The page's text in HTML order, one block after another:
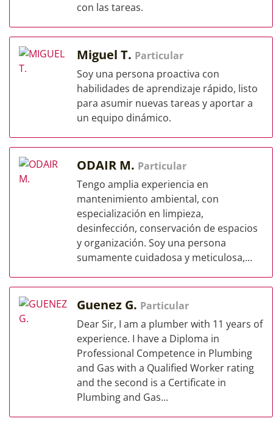
con las tareas.
Miguel T. Particular
Soy una persona proactiva con
habilidades de aprendizaje rápido, listo
para asumir nuevas tareas y aportar a
un equipo dinámico.
ODAIR M. Particular
Tengo amplia experiencia en
mantenimiento ambiental, con
especialización en limpieza,
desinfección, conservación de espacios
y organización. Soy una persona
sumamente cuidadosa y meticulosa,...
Guenez G. Particular
Dear Sir, I am a plumber with 11 years of
experience. I have a Diploma in
Professional Competence in Plumbing
and Gas with a Qualified Worker rating
and the second is a Certificate in
Plumbing and Gas...